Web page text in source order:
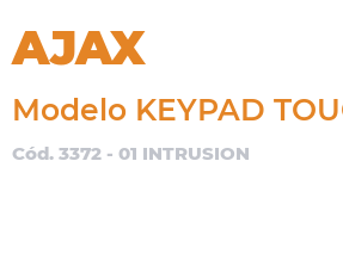
AJAX
Modelo KEYPAD
Cód. 3372 - 01 INTRUSION